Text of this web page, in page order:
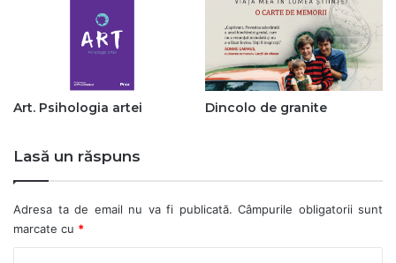
Art. Psihologia artei Dincolo de granite
Lasă un răspuns
Adresa ta de email nu va fi publicată. Câmpurile obligatorii sunt
marcate cu *